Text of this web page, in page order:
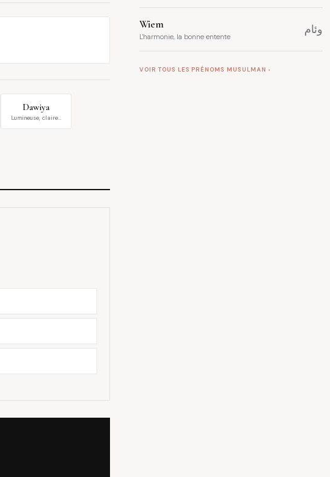
Dawiya
Lumineuse, claire…
Wiem
L'harmonie, la bonne entente
وئام
VOIR TOUS LES PRÉNOMS MUSULMAN ›